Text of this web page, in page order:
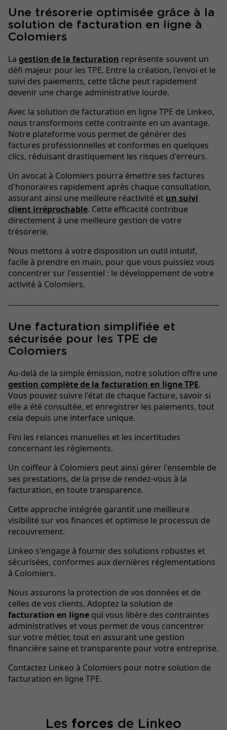
Une trésorerie optimisée grâce à la
solution de facturation en ligne à
Colomiers
La gestion de la facturation représente souvent un
défi majeur pour les TPE. Entre la création, l'envoi et le
suivi des paiements, cette tâche peut rapidement
devenir une charge administrative lourde.
Avec la solution de facturation en ligne TPE de Linkeo,
nous transformons cette contrainte en un avantage.
Notre plateforme vous permet de générer des
factures professionnelles et conformes en quelques
clics, réduisant drastiquement les risques d'erreurs.
Un avocat à Colomiers pourra émettre ses factures
d'honoraires rapidement après chaque consultation,
assurant ainsi une meilleure réactivité et un suivi
client irréprochable. Cette efficacité contribue
directement à une meilleure gestion de votre
trésorerie.
Nous mettons à votre disposition un outil intuitif,
facile à prendre en main, pour que vous puissiez vous
concentrer sur l'essentiel : le développement de votre
activité à Colomiers.
Une facturation simplifiée et
sécurisée pour les TPE de
Colomiers
Au-delà de la simple émission, notre solution offre une
gestion complète de la facturation en ligne TPE.
Vous pouvez suivre l'état de chaque facture, savoir si
elle a été consultée, et enregistrer les paiements, tout
cela depuis une interface unique.
Fini les relances manuelles et les incertitudes
concernant les règlements.
Un coiffeur à Colomiers peut ainsi gérer l'ensemble de
ses prestations, de la prise de rendez-vous à la
facturation, en toute transparence.
Cette approche intégrée garantit une meilleure
visibilité sur vos finances et optimise le processus de
recouvrement.
Linkeo s'engage à fournir des solutions robustes et
sécurisées, conformes aux dernières réglementations
à Colomiers.
Nous assurons la protection de vos données et de
celles de vos clients. Adoptez la solution de
facturation en ligne qui vous libère des contraintes
administratives et vous permet de vous concentrer
sur votre métier, tout en assurant une gestion
financière saine et transparente pour votre entreprise.
Contactez Linkeo à Colomiers pour notre solution de
facturation en ligne TPE.
Les forces de Linkeo